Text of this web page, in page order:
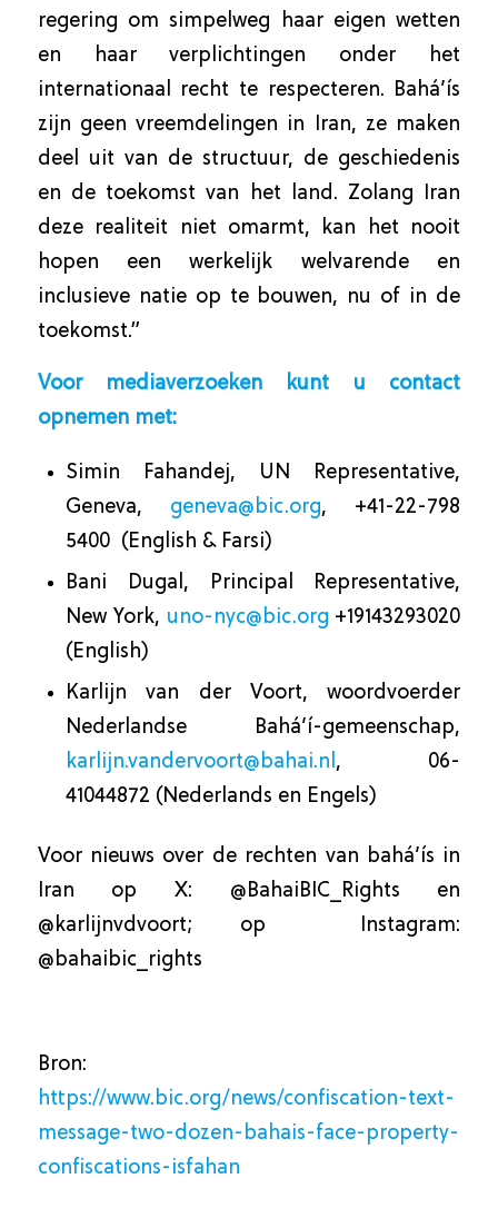
regering om simpelweg haar eigen wetten
en haar verplichtingen onder het
internationaal recht te respecteren. Bahá’ís
zijn geen vreemdelingen in Iran, ze maken
deel uit van de structuur, de geschiedenis
en de toekomst van het land. Zolang Iran
deze realiteit niet omarmt, kan het nooit
hopen een werkelijk welvarende en
inclusieve natie op te bouwen, nu of in de
toekomst.”
Voor mediaverzoeken kunt u contact
opnemen met:
Simin Fahandej, UN Representative,
Geneva, geneva@bic.org, +41-22-798
5400 (English & Farsi)
Bani Dugal, Principal Representative,
New York, uno-nyc@bic.org +19143293020
(English)
Karlijn van der Voort, woordvoerder
Nederlandse Bahá’í-gemeenschap,
karlijn.vandervoort@bahai.nl, 06-
41044872 (Nederlands en Engels)
Voor nieuws over de rechten van bahá’ís in
Iran op X: @BahaiBIC_Rights en
@karlijnvdvoort; op Instagram:
@bahaibic_rights
Bron:
https://www.bic.org/news/confiscation-text-
message-two-dozen-bahais-face-property-
confiscations-isfahan